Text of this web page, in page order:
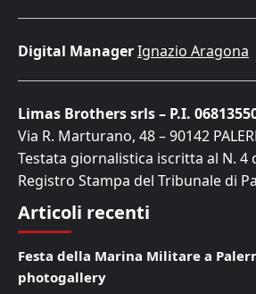
Digital ManagerIgnazio Aragona
Limas Brothers srls – P.I.
Via R. Marturano, 48 – 90142
Testata giornalistica iscritta al N. 4
Registro Stampa del Tribunale di
Articoli recenti
Festa della Marina Militare a
photogallery